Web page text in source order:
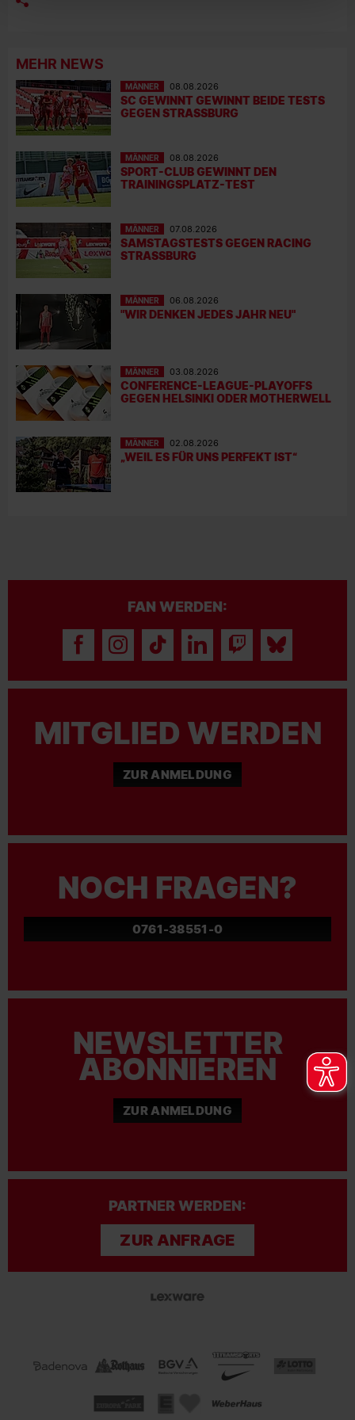
MEHR NEWS
MÄNNER 08.08.2026
SC GEWINNT GEWINNT BEIDE TESTS
GEGEN STRASSBURG
MÄNNER 08.08.2026
SPORT-CLUB GEWINNT DEN
TRAININGSPLATZ-TEST
MÄNNER 07.08.2026
SAMSTAGSTESTS GEGEN RACING
STRASSBURG
MÄNNER 06.08.2026
"WIR DENKEN JEDES JAHR NEU"
MÄNNER 03.08.2026
CONFERENCE-LEAGUE-PLAYOFFS
GEGEN HELSINKI ODER MOTHERWELL
MÄNNER 02.08.2026
„WEIL ES FÜR UNS PERFEKT IST“
FAN WERDEN:
MITGLIED WERDEN
ZUR ANMELDUNG
NOCH FRAGEN?
0761-38551-0
NEWSLETTER
ABONNIEREN
ZUR ANMELDUNG
PARTNER WERDEN:
ZUR ANFRAGE